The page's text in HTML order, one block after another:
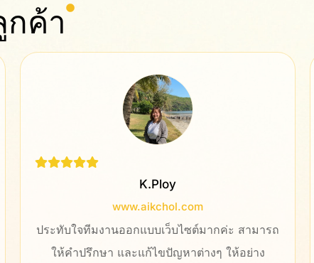
ค้า
Rungnapa
www.glongthaimassage.com.au
มีประสบการณ์ที่ดีกับทีมของบริษัท orange ทีม
งานเป็นมืออาชีพ ให้การช่วยเหลือและให้บริการ